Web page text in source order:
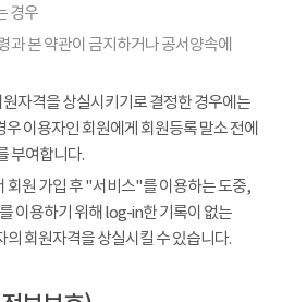
경우
본 약관이 금지하거나 공서양속에
자격을 상실시키기로 결정한 경우에는
이용자인 회원에게 회원등록 말소 전에
부여합니다.
회원 가입 후 "서비스"를 이용하는 도중,
이용하기 위해 log-in한 기록이 없는
회원자격을 상실시킬 수 있습니다.